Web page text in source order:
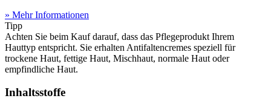
» Mehr Informationen
Tipp
Achten Sie beim Kauf darauf, dass das Pflegeprodukt Ihrem
Hauttyp entspricht. Sie erhalten Antifaltencremes speziell für
trockene Haut, fettige Haut, Mischhaut, normale Haut oder
empfindliche Haut.
Inhaltsstoffe